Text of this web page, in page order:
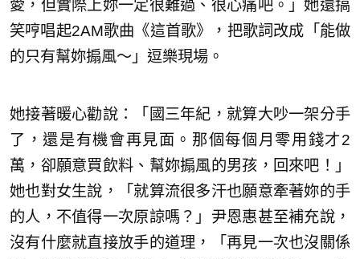
愛，但實際上妳一定很難過、很心痛吧。」她還搞
笑哼唱起2AM歌曲《這首歌》，把歌詞改成「能做
的只有幫妳搧風～」逗樂現場。
她接著暖心勸說：「國三年紀，就算大吵一架分手
了，還是有機會再見面。那個每個月零用錢才2
萬，卻願意買飲料、幫妳搧風的男孩，回來吧！」
她也對女生說，「就算流很多汗也願意牽著妳的手
的人，不值得一次原諒嗎？」尹恩惠甚至補充說，
沒有什麼就直接放手的道理，「再見一次也沒關係